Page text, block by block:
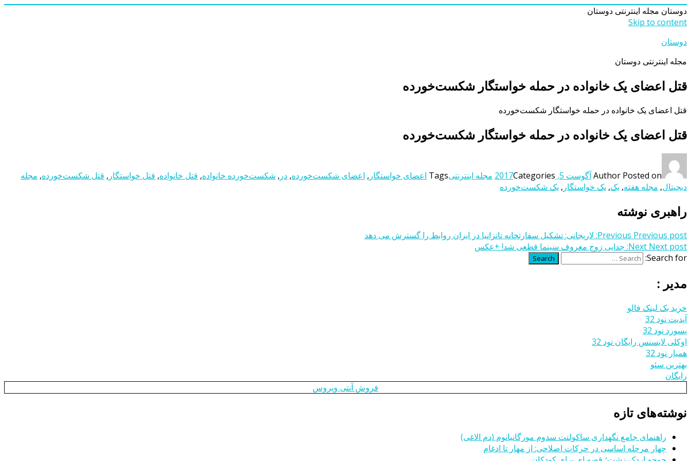
دوستان مجله اینترنتی دوستان
Skip to content
دوستان
مجله اینترنتی دوستان
قتل اعضای یک خانواﺩه ﺩر حمله خواستگار شکست‌خورﺩه
قتل اعضای یک خانواﺩه ﺩر حمله خواستگار شکست‌خورﺩه
قتل اعضای یک خانواﺩه ﺩر حمله خواستگار شکست‌خورﺩه
Author Posted on آگوست 5, 2017 Categories مجله اینترنتیTags اعضای خواستگار , اعضای شکست‌خورﺩه, در , شکست‌خورﺩه خانواﺩه, قتل خانواﺩه, قتل خواستگار , قتل شکست‌خورﺩه, مجله
دیجیتال, مجله هفته, یک, یک خواستگار , یک شکست‌خورﺩه
راهبری نوشته
Previous Previous post:
لاریجانی: تشکیل سفارتخانه تانزانیا در ایران روابط را گسترش می دهد
Next Next post:
جدایی زوج معروف سینما قطعی شد! +عکس
Search for:
Search
مدیر :
خرید بک لینک فالو
آپدیت نود 32
پسورد نود 32
اوکلی لایسنس رایگان نود 32
همیار نود 32
بهترین سئو
رایگان
فروش آنتی ویروس
نوشته‌های تازه
راهنمای جامع نگهداری ساکولنت سدوم مورگانیانوم (دم الاغی)
چهار مرحله اساسی در حرکات اصلاحی: از مهار تا ادغام